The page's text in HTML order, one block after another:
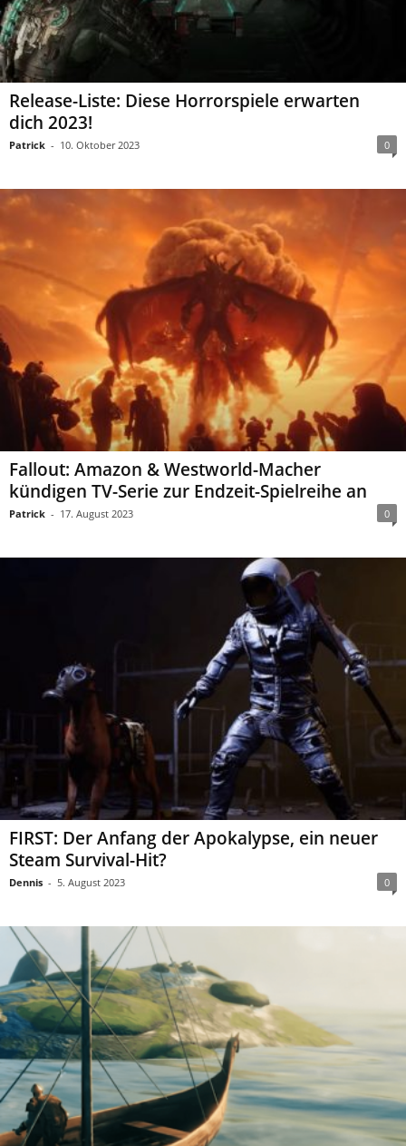
Release-Liste: Diese Horrorspiele erwarten
dich 2023!
Patrick - 10. Oktober 2023 0
Fallout: Amazon & Westworld-Macher
kündigen TV-Serie zur Endzeit-Spielreihe an
Patrick - 17. August 2023 0
FIRST: Der Anfang der Apokalypse, ein neuer
Steam Survival-Hit?
Dennis - 5. August 2023 0